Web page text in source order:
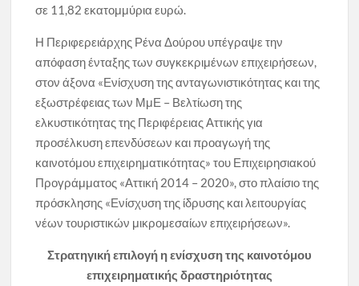
σε 11,82 εκατομμύρια ευρώ.
Η Περιφερειάρχης Ρένα Δούρου υπέγραψε την
απόφαση ένταξης των συγκεκριμένων επιχειρήσεων,
στον άξονα «Ενίσχυση της ανταγωνιστικότητας και της
εξωστρέφειας των ΜμΕ – Βελτίωση της
ελκυστικότητας της Περιφέρειας Αττικής για
προσέλκυση επενδύσεων και προαγωγή της
καινοτόμου επιχειρηματικότητας» του Επιχειρησιακού
Προγράμματος «Αττική 2014 – 2020», στο πλαίσιο της
πρόσκλησης «Ενίσχυση της ίδρυσης και λειτουργίας
νέων τουριστικών μικρομεσαίων επιχειρήσεων».
Στρατηγική επιλογή η ενίσχυση της καινοτόμου
επιχειρηματικής δραστηριότητας